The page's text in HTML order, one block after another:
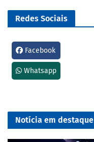
Redes Sociais
Facebook
Whatsapp
Notícia em destaque